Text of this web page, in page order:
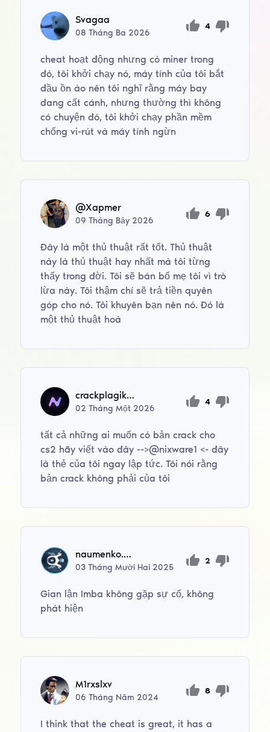
Svagaa
08Tháng Ba 2026
4
cheat hoạt động nhưng có miner trong
đó, tôi khởi chạy nó, máy tính của tôi bắt
đầu ồn ào nên tôi nghĩ rằng máy bay
đang cất cánh, nhưng thường thì không
có chuyện đó, tôi khởi chạy phần mềm
chống vi-rút và máy tính ngừn
@Xapmer
09Tháng Bảy 2026
6
Đây là một thủ thuật rất tốt. Thủ thuật
này là thủ thuật hay nhất mà tôi từng
thấy trong đời. Tôi sẽ bán bố mẹ tôi vì trò
lừa này. Tôi thậm chí sẽ trả tiền quyên
góp cho nó. Tôi khuyên bạn nên nó. Đó là
một thủ thuật hoà
crackplagikomy?
02Tháng Một 2026
4
tất cả những ai muốn có bản crack cho
cs2 hãy viết vào đây -->@nixware1 <- đây
là thẻ của tôi ngay lập tức. Tôi nói rằng
bản crack không phải của tôi
naumenko.strannik2011
03Tháng Mười Hai 2025
2
Gian lận Imba không gặp sự cố, không
phát hiện
M1rxslxv
06Tháng Năm 2024
8
I think that the cheat is great, it has a